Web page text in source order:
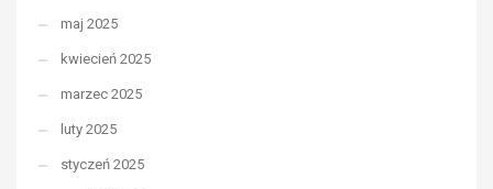
maj 2025
kwiecień 2025
marzec 2025
luty 2025
styczeń 2025